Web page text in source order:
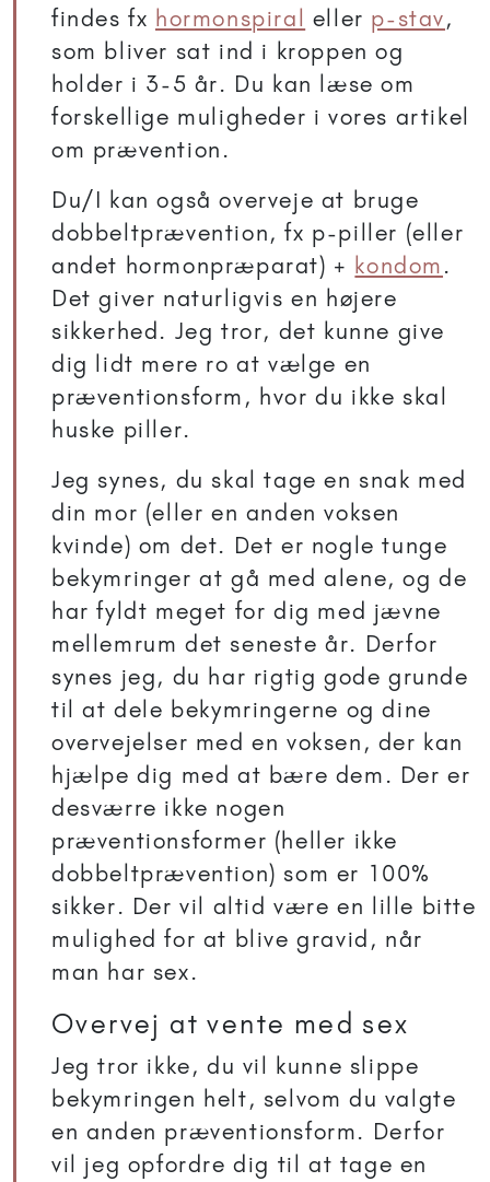
findes fx hormonspiral eller p-stav,
som bliver sat ind i kroppen og
holder i 3-5 år. Du kan læse om
forskellige muligheder i vores artikel
om prævention.
Du/I kan også overveje at bruge
dobbeltprævention, fx p-piller (eller
andet hormonpræparat) + kondom .
Det giver naturligvis en højere
sikkerhed. Jeg tror, det kunne give
dig lidt mere ro at vælge en
præventionsform, hvor du ikke skal
huske piller.
Jeg synes, du skal tage en snak med
din mor (eller en anden voksen
kvinde) om det. Det er nogle tunge
bekymringer at gå med alene, og de
har fyldt meget for dig med jævne
mellemrum det seneste år. Derfor
synes jeg, du har rigtig gode grunde
til at dele bekymringerne og dine
overvejelser med en voksen, der kan
hjælpe dig med at bære dem. Der er
desværre ikke nogen
præventionsformer (heller ikke
dobbeltprævention) som er 100%
sikker. Der vil altid være en lille bitte
mulighed for at blive gravid, når
man har sex.
Overvej at vente med sex
Jeg tror ikke, du vil kunne slippe
bekymringen helt, selvom du valgte
en anden præventionsform. Derfor
vil jeg opfordre dig til at tage en